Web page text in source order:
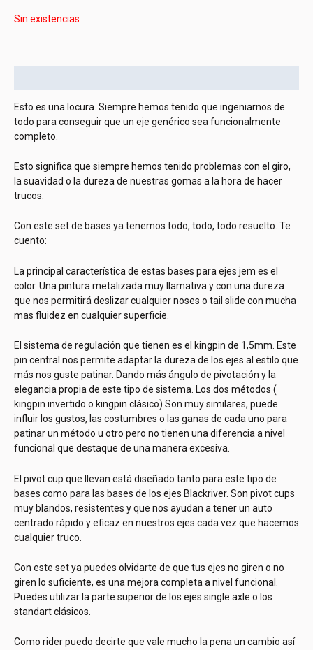
Sin existencias
Esto es una locura. Siempre hemos tenido que ingeniarnos de
todo para conseguir que un eje genérico sea funcionalmente
completo.
Esto significa que siempre hemos tenido problemas con el giro,
la suavidad o la dureza de nuestras gomas a la hora de hacer
trucos.
Con este set de bases ya tenemos todo, todo, todo resuelto. Te
cuento:
La principal característica de estas bases para ejes jem es el
color. Una pintura metalizada muy llamativa y con una dureza
que nos permitirá deslizar cualquier noses o tail slide con mucha
mas fluidez en cualquier superficie.
El sistema de regulación que tienen es el kingpin de 1,5mm. Este
pin central nos permite adaptar la dureza de los ejes al estilo que
más nos guste patinar. Dando más ángulo de pivotación y la
elegancia propia de este tipo de sistema. Los dos métodos (
kingpin invertido o kingpin clásico) Son muy similares, puede
influir los gustos, las costumbres o las ganas de cada uno para
patinar un método u otro pero no tienen una diferencia a nivel
funcional que destaque de una manera excesiva.
El pivot cup que llevan está diseñado tanto para este tipo de
bases como para las bases de los ejes Blackriver. Son pivot cups
muy blandos, resistentes y que nos ayudan a tener un auto
centrado rápido y eficaz en nuestros ejes cada vez que hacemos
cualquier truco.
Con este set ya puedes olvidarte de que tus ejes no giren o no
giren lo suficiente, es una mejora completa a nivel funcional.
Puedes utilizar la parte superior de los ejes single axle o los
standart clásicos.
Como rider puedo decirte que vale mucho la pena un cambio así